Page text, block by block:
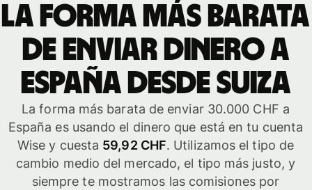
La forma más barata
de enviar dinero a
España desde Suiza
La forma más barata de enviar 30.000 CHF a
España es usando el dinero que está en tu cuenta
Wise y cuesta 59,92 CHF. Utilizamos el tipo de
cambio medio del mercado, el tipo más justo, y
siempre te mostramos las comisiones por